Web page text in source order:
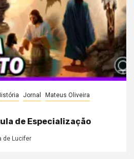
Jornal
Mateus Oliveira
de Especialização
de Lucifer